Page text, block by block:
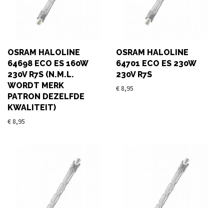
OSRAM HALOLINE
64698 ECO ES 160W
230V R7S (N.M.L.
WORDT MERK
PATRON DEZELFDE
KWALITEIT)
€8,95
OSRAM HALOLINE
64701 ECO ES 230W
230V R7S
€8,95